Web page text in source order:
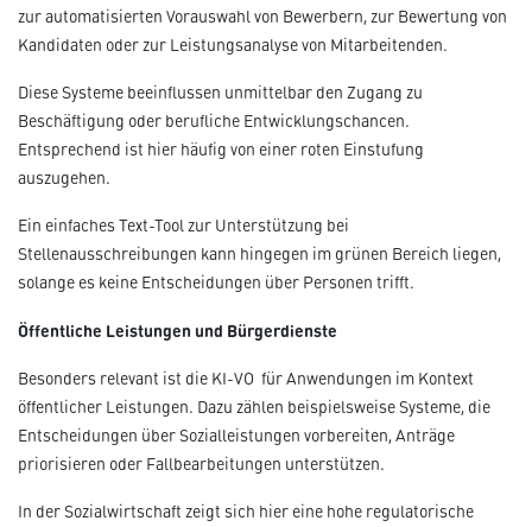
zur automatisierten Vorauswahl von Bewerbern, zur Bewertung von
Kandidaten oder zur Leistungsanalyse von Mitarbeitenden.
Diese Systeme beeinflussen unmittelbar den Zugang zu
Beschäftigung oder berufliche Entwicklungschancen.
Entsprechend ist hier häufig von einer roten Einstufung
auszugehen.
Ein einfaches Text-Tool zur Unterstützung bei
Stellenausschreibungen kann hingegen im grünen Bereich liegen,
solange es keine Entscheidungen über Personen trifft.
Öffentliche Leistungen und Bürgerdienste
Besonders relevant ist die KI-VO für Anwendungen im Kontext
öffentlicher Leistungen. Dazu zählen beispielsweise Systeme, die
Entscheidungen über Sozialleistungen vorbereiten, Anträge
priorisieren oder Fallbearbeitungen unterstützen.
In der Sozialwirtschaft zeigt sich hier eine hohe regulatorische